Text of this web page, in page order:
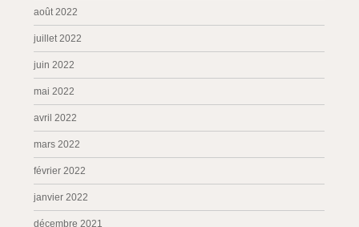
août 2022
juillet 2022
juin 2022
mai 2022
avril 2022
mars 2022
février 2022
janvier 2022
décembre 2021